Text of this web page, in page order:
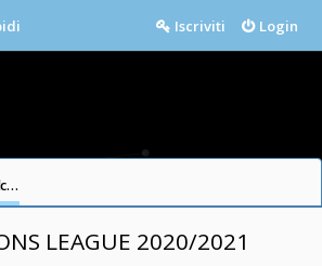
Login
Iscriviti
Il calcio in testa
LEAGUE 2020/2021